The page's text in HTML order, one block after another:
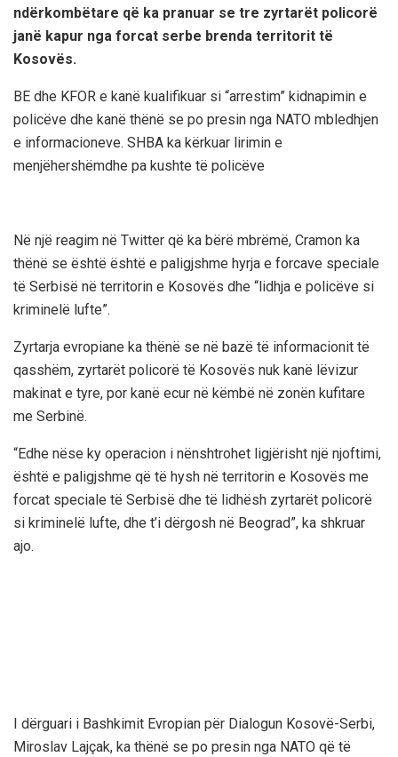
ndërkombëtare që ka pranuar se tre zyrtarët policorë
janë kapur nga forcat serbe brenda territorit të
Kosovës.
BE dhe KFOR e kanë kualifikuar si “arrestim” kidnapimin e
policëve dhe kanë thënë se po presin nga NATO mbledhjen
e informacioneve. SHBA ka kërkuar lirimin e
menjëhershëmdhe pa kushte të policëve
Në një reagim në Twitter që ka bërë mbrëmë, Cramon ka
thënë se është është e paligjshme hyrja e forcave speciale
të Serbisë në territorin e Kosovës dhe “lidhja e policëve si
kriminelë lufte”.
Zyrtarja evropiane ka thënë se në bazë të informacionit të
qasshëm, zyrtarët policorë të Kosovës nuk kanë lëvizur
makinat e tyre, por kanë ecur në këmbë në zonën kufitare
me Serbinë.
“Edhe nëse ky operacion i nënshtrohet ligjërisht një njoftimi,
është e paligjshme që të hysh në territorin e Kosovës me
forcat speciale të Serbisë dhe të lidhësh zyrtarët policorë
si kriminelë lufte, dhe t’i dërgosh në Beograd”, ka shkruar
ajo.
I dërguari i Bashkimit Evropian për Dialogun Kosovë-Serbi,
Miroslav Lajçak, ka thënë se po presin nga NATO që të